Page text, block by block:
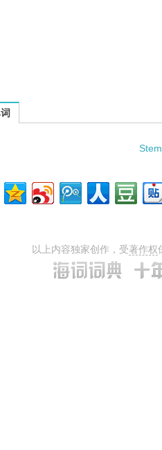
with node的相关资料：
以上内容独家创作，受著作权